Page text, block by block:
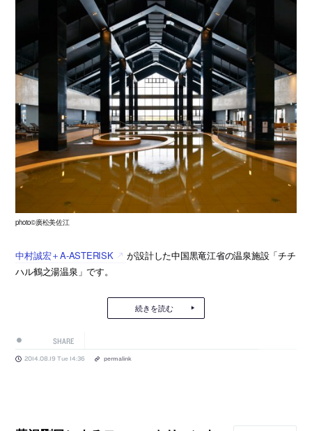
photo©廣松美佐江
中村誠宏＋A-ASTERISK
が設計した中国黒竜江省の温泉施設「チチ
ハル鶴之湯温泉」です。
続きを読む
SHARE
2014.08.19 Tue 14:36 permalink